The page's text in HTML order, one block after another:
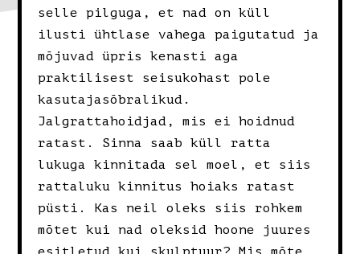
selle pilguga, et nad on küll
ilusti ühtlase vahega paigutatud ja
mõjuvad üpris kenasti aga
praktilisest seisukohast pole
kasutajasõbralikud.
Jalgrattahoidjad, mis ei hoidnud
ratast. Sinna saab küll ratta
lukuga kinnitada sel moel, et siis
rattaluku kinnitus hoiaks ratast
püsti. Kas neil oleks siis rohkem
mõtet kui nad oleksid hoone juures